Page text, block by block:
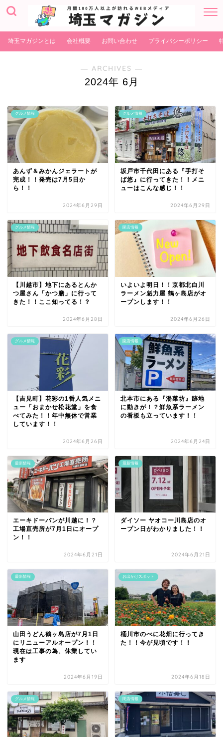
埼玉マガジンとは 会社概要 お問い合わせ プライバシーポリシー
― ARCHIVES ―
2024年 6月
グルメ情報
あんず＆みかんジェラートが
完成！！発売は7月5日か
ら！！
2024年6月29日
グルメ情報
坂戸市千代田にある『手打そ
ば悠』に行ってきた！！メニ
ューはこんな感じ！！
2024年6月29日
グルメ情報
【川越市】地下にあるとんか
つ屋さん「かつ膳」に行って
きた！！ここ知ってる！？
2024年6月28日
開店情報
いよいよ明日！！京都北白川
ラーメン魁力屋 鶴ヶ島店がオ
ープンします！！
2024年6月26日
グルメ情報
【吉見町】花彩の1番人気メニ
ュー「おまかせ松花堂」を食
べてみた！！年中無休で営業
しています！！
2024年6月26日
開店情報
北本市にある『湯菜坊』跡地
に動きが！？鮮魚系ラーメン
の看板も立っています！！
2024年6月24日
最新情報
エーキドーパンが川越に！？
工場直売所が7月1日にオープ
ン！！
2024年6月21日
最新情報
ダイソー ヤオコー川島店のオ
ープン日がわかりました！！
2024年6月21日
最新情報
山田うどん鶴ヶ島店が7月1日
にリニューアルオープン！！
現在は工事の為、休業してい
ます
2024年6月19日
お出かけスポット
桶川市のべに花畑に行ってき
た！！今が見頃です！！
2024年6月18日
グルメ情報 閉店情報